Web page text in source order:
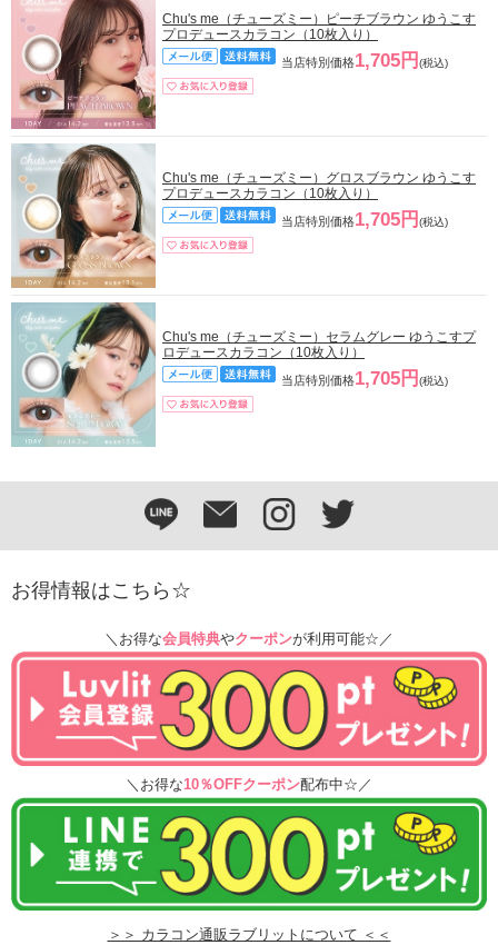
Chu's me（チューズミー）ピーチブラウン ゆうこす
プロデュースカラコン（10枚入り）
当店特別価格1,705円 (税込)
Chu's me（チューズミー）グロスブラウン ゆうこす
プロデュースカラコン（10枚入り）
当店特別価格1,705円 (税込)
Chu's me（チューズミー）セラムグレー ゆうこすプ
ロデュースカラコン（10枚入り）
当店特別価格1,705円 (税込)
お得情報はこちら☆
＼お得な会員特典やクーポンが利用可能☆／
＼お得な10％OFFクーポン配布中☆／
＞＞ カラコン通販ラブリットについて ＜＜